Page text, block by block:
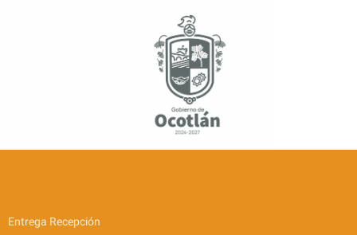
Entrega Recepción